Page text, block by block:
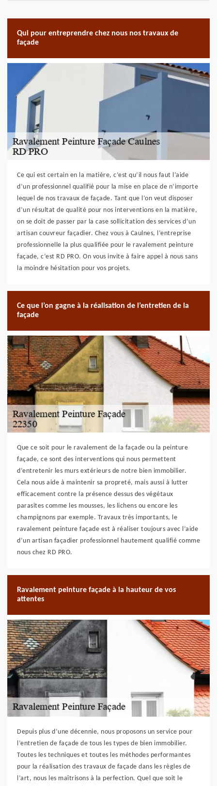
Qui pour entreprendre chez nous nos travaux de
façade
Ce qui est certain en la matière, c’est qu’il nous faut l’aide
d’un professionnel qualifié pour la mise en place de n’importe
lequel de nos travaux de façade. Tant que l’on veut disposer
d’un résultat de qualité pour nos interventions en la matière,
on se doit de passer par la case sollicitation des services d’un
artisan couvreur façadier. Chez vous à Caulnes, l’entreprise
professionnelle la plus qualifiée pour le ravalement peinture
façade, c’est RD PRO. On vous invite à faire appel à nous sans
la moindre hésitation pour vos projets.
Ce que l’on gagne à la réalisation de l’entretien de la
façade
Que ce soit pour le ravalement de la façade ou la peinture
façade, ce sont des interventions qui nous permettent
d’entretenir les murs extérieurs de notre bien immobilier.
Cela nous aide à maintenir sa propreté, mais aussi à lutter
efficacement contre la présence dessus des végétaux
parasites comme les mousses, les lichens ou encore les
champignons par exemple. Travaux très importants, le
ravalement peinture façade est à réaliser toujours avec l’aide
d’un artisan façadier professionnel hautement qualifié comme
nous chez RD PRO.
Ravalement peinture façade à la hauteur de vos
attentes
Depuis plus d’une décennie, nous proposons un service pour
l’entretien de façade de tous les types de bien immobilier.
Toutes les techniques et toutes les méthodes performantes
pour la réalisation des travaux de façade dans les règles de
l’art, nous les maîtrisons à la perfection. Quel que soit le